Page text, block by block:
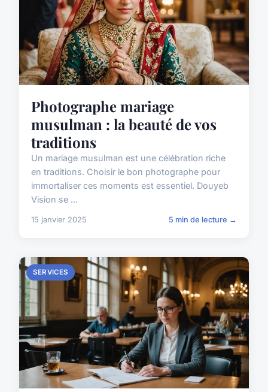
Photographe mariage
musulman : la beauté de vos
traditions
Un mariage musulman est une célébration riche
en traditions. Choisir le bon photographe pour
immortaliser ces moments est essentiel. Douyeb
Vision se ...
15 janvier 2025 5 min de lecture →
SERVICES